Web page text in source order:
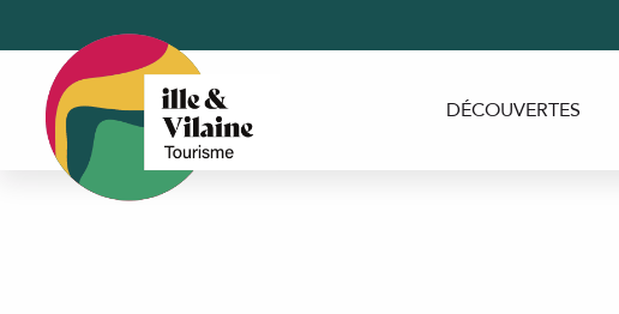
contenu
principal
DÉCOUVERTES